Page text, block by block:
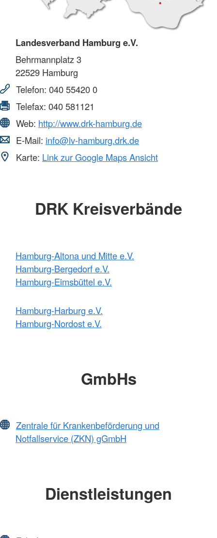
Landesverband Hamburg e.V.
Behrmannplatz 3
22529 Hamburg
Telefon: 040 55420 0
Telefax: 040 581121
Web: http://www.drk-hamburg.de
E-Mail: info@lv-hamburg.drk.de
Karte: Link zur Google Maps Ansicht
DRK Kreisverbände
Hamburg-Altona und Mitte e.V.
Hamburg-Bergedorf e.V.
Hamburg-Eimsbüttel e.V.
Hamburg-Harburg e.V.
Hamburg-Nordost e.V.
GmbHs
Zentrale für Krankenbeförderung und
Notfallservice (ZKN) gGmbH
Dienstleistungen